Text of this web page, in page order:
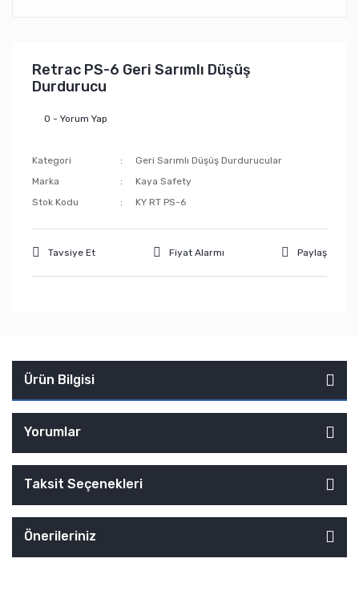
Retrac PS-6 Geri Sarımlı Düşüş
Durdurucu
0 - Yorum Yap
Kategori
Geri Sarımlı Düşüş Durdurucular
Marka
Kaya Safety
Stok Kodu
KY RT PS-6
Tavsiye Et Fiyat Alarmı Paylaş
Ürün Bilgisi
Yorumlar
Taksit Seçenekleri
Önerileriniz